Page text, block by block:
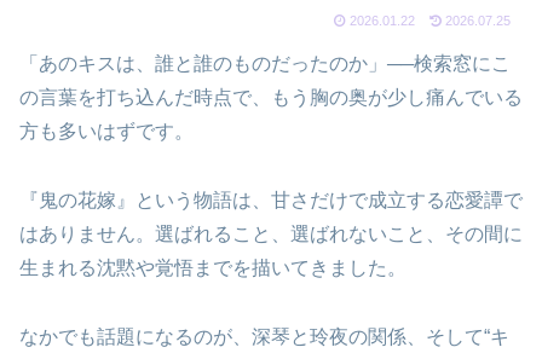
2026.01.22 2026.07.25
「あのキスは、誰と誰のものだったのか」──検索窓にこ
の言葉を打ち込んだ時点で、もう胸の奥が少し痛んでいる
方も多いはずです。
『鬼の花嫁』という物語は、甘さだけで成立する恋愛譚で
はありません。選ばれること、選ばれないこと、その間に
生まれる沈黙や覚悟までを描いてきました。
なかでも話題になるのが、深琴と玲夜の関係、そして“キ